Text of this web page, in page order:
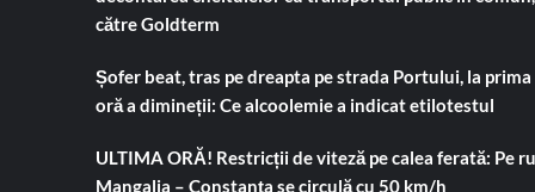
către Goldterm
Șofer beat, tras pe dreapta pe strada Portului, la prima
oră a dimineții: Ce alcoolemie a indicat etilotestul
ULTIMA ORĂ! Restricții de viteză pe calea ferată: Pe
Mangalia – Constanța se circulă cu 50 km/h